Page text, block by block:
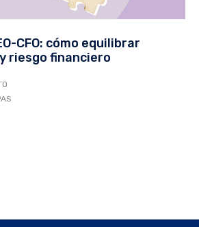
CFO: cómo equilibrar
riesgo financiero